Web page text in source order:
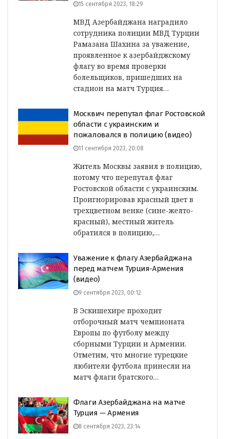
15 сентября 2023, 18:29
МВД Азербайджана наградило
сотрудника полиции МВД Турции
Рамазана Шахина за уважение,
проявленное к азербайджскому
флагу во время проверки
болельщиков, пришедших на
стадион на матч Турция…
Москвич перепутал флаг Ростовской
области с украинским и
пожаловался в полицию (видео)
11 сентября 2023, 20:08
Житель Москвы заявил в полицию,
потому что перепутал флаг
Ростовской области с украинским.
Проигнорировав красный цвет в
трехцветном венке (сине-желто-
красный), местный житель
обратился в полицию,…
Уважение к флагу Азербайджана
перед матчем Турция-Армения
(видео)
9 сентября 2023, 00:12
В Эскишехире проходит
отборочный матч чемпионата
Европы по футболу между
сборными Турции и Армении.
Отметим, что многие турецкие
любители футбола принесли на
матч флаги братского…
Флаги Азербайджана на матче
Турция — Армения
8 сентября 2023, 23:14